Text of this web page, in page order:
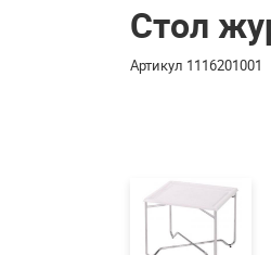
Стол
Артикул 1116201001